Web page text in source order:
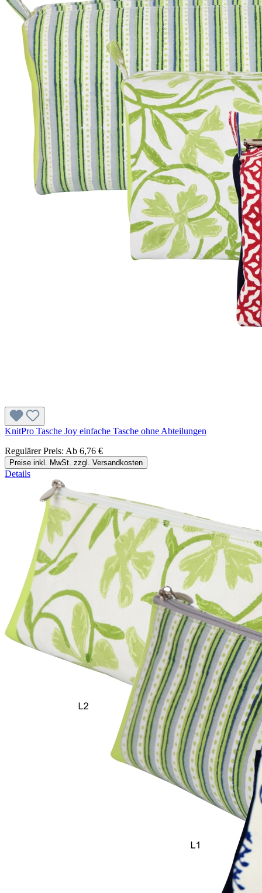
KnitPro Tasche Joy einfache Tasche ohne Abteilungen
Regulärer Preis: Ab 6,76 €
Preise inkl. MwSt. zzgl. Versandkosten
Details